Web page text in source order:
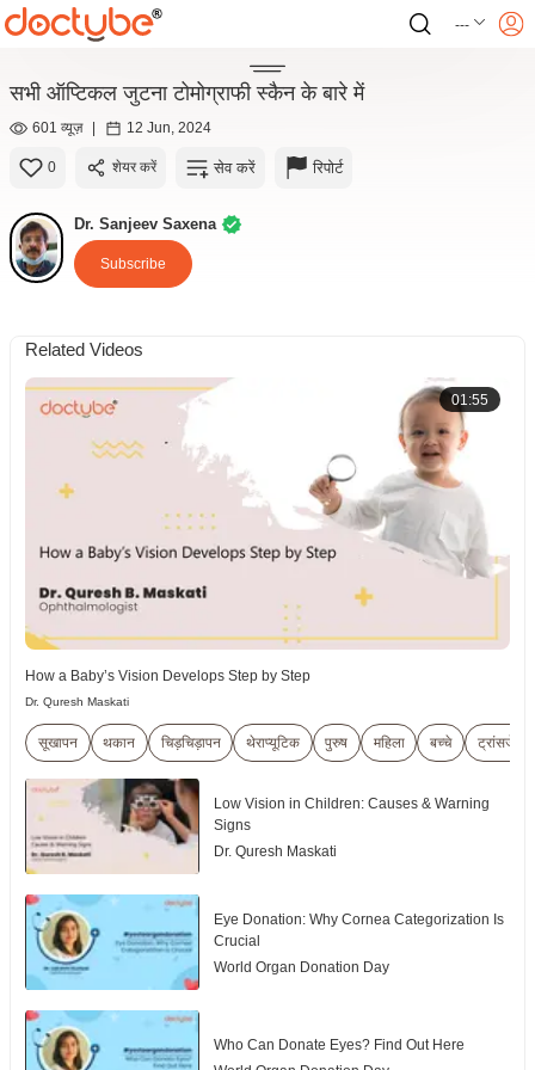
---
सभी ऑप्टिकल जुटना टोमोग्राफी स्कैन के बारे में
601 व्यूज़ | 12 Jun, 2024
0 शेयर करें सेव करें रिपोर्ट
Dr. Sanjeev Saxena
Subscribe
Related Videos
01:55
How a Baby’s Vision Develops Step by Step
Dr. Quresh Maskati
सूखापन थकान चिड़चिड़ापन थेराप्यूटिक पुरुष महिला बच्चे ट्रांसजेंडर
Low Vision in Children: Causes & Warning
Signs
Dr. Quresh Maskati
Eye Donation: Why Cornea Categorization Is
Crucial
World Organ Donation Day
Who Can Donate Eyes? Find Out Here